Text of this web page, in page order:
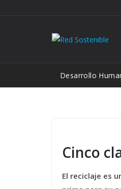
Desarrollo
Cinco
El reciclaje es